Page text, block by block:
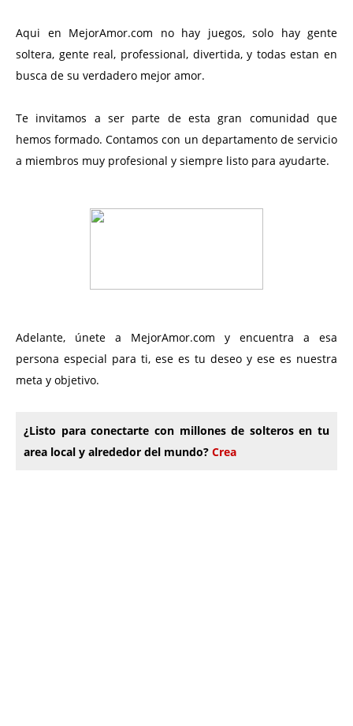
Aqui en MejorAmor.com no hay juegos, solo hay gente
soltera, gente real, professional, divertida, y todas estan en
busca de su verdadero mejor amor.
Te invitamos a ser parte de esta gran comunidad que
hemos formado. Contamos con un departamento de servicio
a miembros muy profesional y siempre listo para ayudarte.
Adelante, únete a MejorAmor.com y encuentra a esa
persona especial para ti, ese es tu deseo y ese es nuestra
meta y objetivo.
¿Listo para conectarte con millones de solteros en tu
area local y alrededor del mundo? Crea